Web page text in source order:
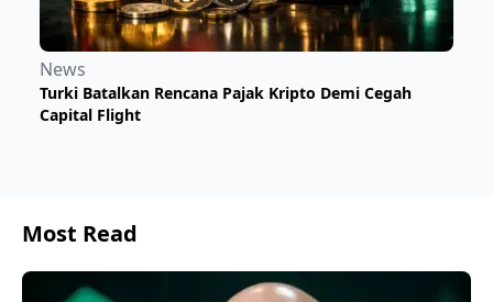
News
Turki Batalkan Rencana Pajak Kripto Demi Cegah
Capital Flight
Most Read